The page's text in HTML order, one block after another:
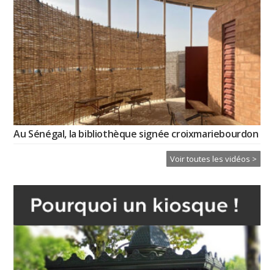
Au Sénégal, la bibliothèque signée croixmariebourdon
Voir toutes les vidéos >